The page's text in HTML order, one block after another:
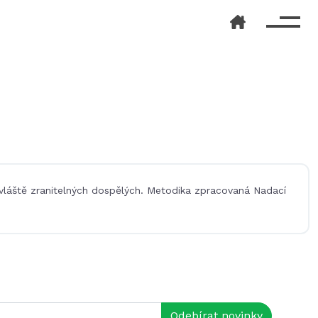
zranitelných dospělých. Metodika zpracovaná Nadací